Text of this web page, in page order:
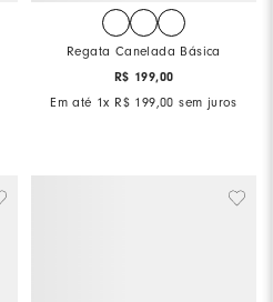
Regata Canelada Básica
R$ 199,00
Em até 1x R$ 199,00 sem juros